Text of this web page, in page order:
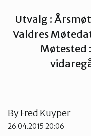
Gausdal
Gjøvik, Toten
Gran og Lunner
Utvalg :
Valdres
Møtested
ByFred Kuyper
26.04.2015 20:06